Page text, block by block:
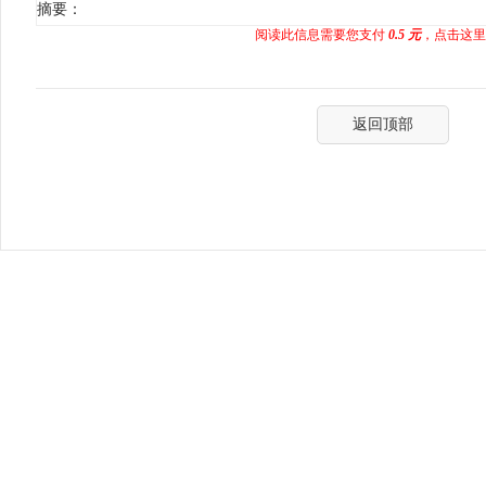
摘要：
阅读此信息需要您支付 0.5 元，点击这
返回顶部